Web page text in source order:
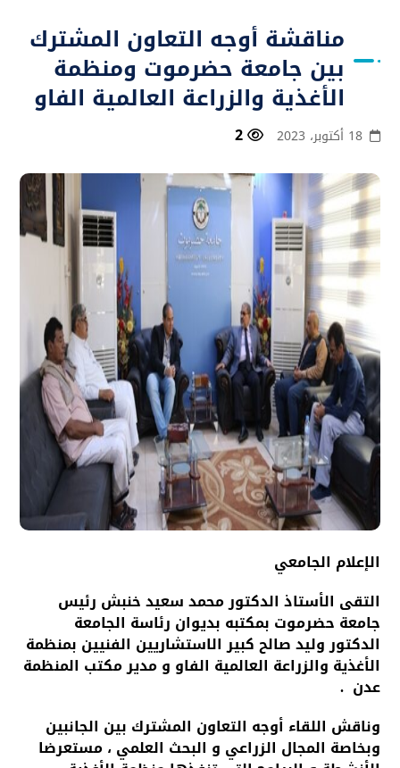
مناقشة أوجه التعاون المشترك
بين جامعة حضرموت ومنظمة
الأغذية والزراعة العالمية الفاو
18 أكتوبر، 2023 2
الإعلام الجامعي
التقى الأستاذ الدكتور محمد سعيد خنبش رئيس
جامعة حضرموت بمكتبه بديوان رئاسة الجامعة
الدكتور وليد صالح كبير الاستشاريين الفنيين بمنظمة
الأغذية والزراعة العالمية الفاو و مدير مكتب المنظمة
عدن .
وناقش اللقاء أوجه التعاون المشترك بين الجانبين
وبخاصة المجال الزراعي و البحث العلمي ، مستعرضا